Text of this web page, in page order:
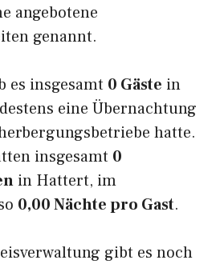
angebotene
genannt.
es insgesamt 0 Gäste in
eine Übernachtung
hatte.
insgesamt 0
in Hattert, im
0,00 Nächte pro Gast.
gibt es noch